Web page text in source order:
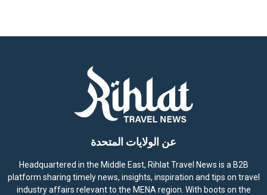
عن الولايات المتحدة
Headquartered in the Middle East, Rihlat Travel News is a B2B
platform sharing timely news, insights, inspiration and tips on travel
industry affairs relevant to the MENA region. With boots on the